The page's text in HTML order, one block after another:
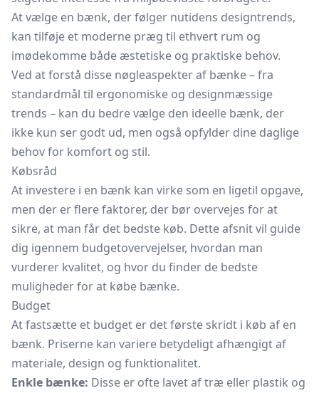
At vælge en bænk, der følger nutidens designtrends,
kan tilføje et moderne præg til ethvert rum og
imødekomme både æstetiske og praktiske behov.
Ved at forstå disse nøgleaspekter af bænke – fra
standardmål til ergonomiske og designmæssige
trends – kan du bedre vælge den ideelle bænk, der
ikke kun ser godt ud, men også opfylder dine daglige
behov for komfort og stil.
Købsråd
At investere i en bænk kan virke som en ligetil opgave,
men der er flere faktorer, der bør overvejes for at
sikre, at man får det bedste køb. Dette afsnit vil guide
dig igennem budgetovervejelser, hvordan man
vurderer kvalitet, og hvor du finder de bedste
muligheder for at købe bænke.
Budget
At fastsætte et budget er det første skridt i køb af en
bænk. Priserne kan variere betydeligt afhængigt af
materiale, design og funktionalitet.
Enkle bænke: Disse er ofte lavet af træ eller plastik og